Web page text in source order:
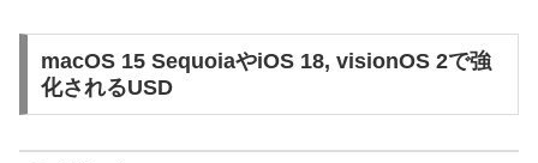
macOS 15 SequoiaやiOS 18, visionOS 2で強
化されるUSD